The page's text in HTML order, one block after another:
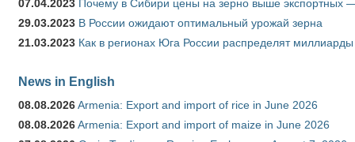
07.04.2023
Почему в Сибири цены на зерно выше экспортных
29.03.2023 В России ожидают оптимальный урожай зерна
21.03.2023 Как в регионах Юга России распределят
News in English
08.08.2026Armenia: Export and import of rice in June 2026
08.08.2026Armenia: Export and import of maize in June 2026